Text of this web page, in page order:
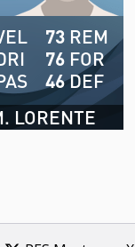
LORENTE
73 REM
76 FOR
46DEF